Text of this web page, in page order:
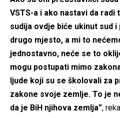
VSTS-a i ako nastavi da radi
sudija ovdje biće ukinut sud
drugo mjesto, a mi to
jednostavno, neće se to
mogu postupati mimo
ljude koji su se školovali za
zakone svoje zemlje. To je
da je BiH njihova zemlja”,